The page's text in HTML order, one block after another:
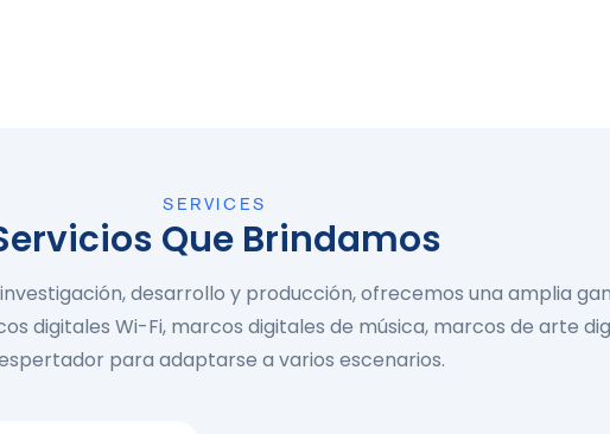
SERVICES
Que Brindamos
desarrollo y producción, ofrecemos una amplia
digitales Wi-Fi, marcos digitales de música, marcos de arte
para adaptarse a varios escenarios.